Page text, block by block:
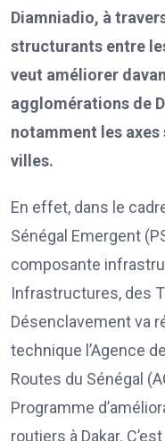
Diamniadio, à
structurants entre
veut améliorer
agglomérations de
notamment les
villes.
En effet, dans le
Sénégal Emergent
composante
Infrastructures, des
Désenclavement va
technique l’Agence
Routes du Sénégal
Programme
routiers à Dakar.